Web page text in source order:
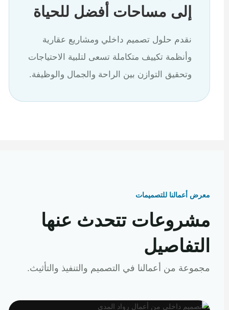
إلى مساحات أفضل للحياة
نقدم حلول تصميم داخلي ومشاريع عقارية
وأنظمة تكييف متكاملة تسعى لتلبية الاحتياجات
وتحقيق التوازن بين الراحة والجمال والوظيفة.
معرض أعمالنا للتصميمات
مشروعات تتحدث عنها
التفاصيل
مجموعة من أعمالنا في التصميم والتنفيذ والتأثيث.